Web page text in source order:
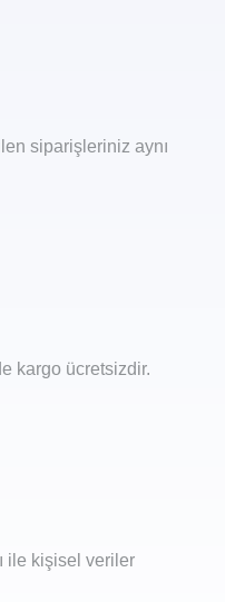
siparişleriniz aynı
kargo ücretsizdir.
ile kişisel veriler